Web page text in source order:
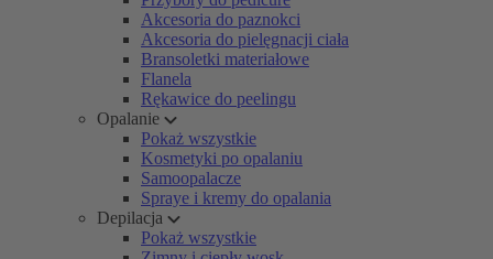
Akcesoria do paznokci
Akcesoria do pielęgnacji ciała
Bransoletki materiałowe
Flanela
Rękawice do peelingu
Opalanie
Pokaż wszystkie
Kosmetyki po opalaniu
Samoopalacze
Spraye i kremy do opalania
Depilacja
Pokaż wszystkie